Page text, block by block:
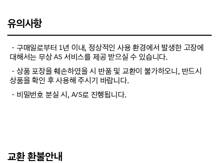
유의사항
－구매일로부터 1년 이내, 정상적인 사용 환경에서 발생한 고장에
대해서는 무상 AS 서비스를 제공 받으실 수 있습니다.
－상품 포장을 훼손하였을 시 반품 및 교환이 불가하오니, 반드시
상품을 확인 후 사용해 주시기 바랍니다.
－비밀번호 분실 시, A/S로 진행됩니다.
교환 환불안내